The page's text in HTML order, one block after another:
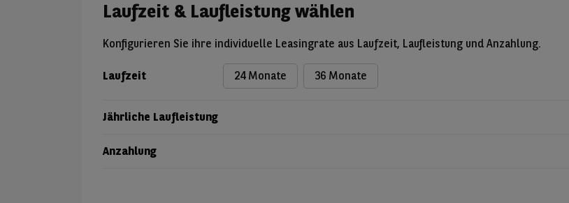
Laufzeit & Laufleistung wählen
Konfigurieren Sie ihre individuelle Leasingrate aus Laufzeit, Laufleistung und Anzahlung.
Laufzeit 24 Monate 36 Monate
Jährliche Laufleistung
Anzahlung